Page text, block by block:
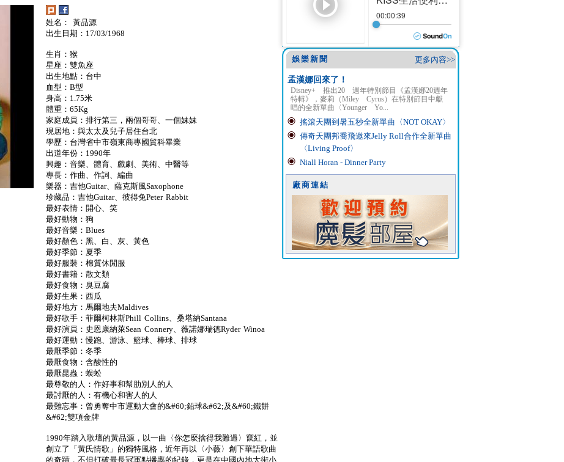
姓名： 黃品源
出生日期：17/03/1968
生肖：猴
星座：雙魚座
出生地點：台中
血型：B型
身高：1.75米
體重：65Kg
家庭成員：排行第三，兩個哥哥、一個妹妹
現居地：與太太及兒子居住台北
學歷：台灣省中市嶺東商專國貿科畢業
出道年份：1990年
興趣：音樂、體育、戲劇、美術、中醫等
專長：作曲、作詞、編曲
樂器：吉他Guitar、薩克斯風Saxophone
珍藏品：吉他Guitar、彼得兔Peter Rabbit
最好表情：開心、笑
最好動物：狗
最好音樂：Blues
最好顏色：黑、白、灰、黃色
最好季節：夏季
最好服裝：棉質休閒服
最好書籍：散文類
最好食物：臭豆腐
最好生果：西瓜
最好地方：馬爾地夫Maldives
最好歌手：菲爾柯林斯Phill Collins、桑塔納Santana
最好演員：史恩康納萊Sean Connery、薇諾娜瑞德Ryder Winoa
最好運動：慢跑、游泳、籃球、棒球、排球
最厭季節：冬季
最厭食物：含酸性的
最厭昆蟲：蜈蚣
最尊敬的人：作好事和幫肋別人的人
最討厭的人：有機心和害人的人
最難忘事：曾勇奪中市運動大會的&#60;鉛球&#62;及&#60;鐵餅
&#62;雙項金牌
1990年踏入歌壇的黃品源，以一曲〈你怎麼捨得我難過〉竄紅，並
創立了「黃氏情歌」的獨特風格，近年再以〈小薇〉創下華語歌曲
的奇蹟，不但打破最長冠軍點播率的紀錄，更是在中國內地大街小
更多內容>>
娛樂新聞
孟漢娜回來了！
Disney+ 推出20 週年特別節目《孟漢娜20週年
特輯》，麥莉（Miley Cyrus）在特別節目中獻
唱的全新單曲〈Younger Yo...
搖滾天團到暑五秒全新單曲〈NOT OKAY〉
傳奇天團邦喬飛邀來Jelly Roll合作全新單曲
〈Living Proof〉
Niall Horan - Dinner Party
廠商連結